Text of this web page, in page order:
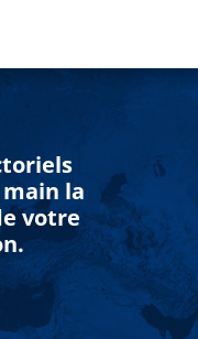
la
votre